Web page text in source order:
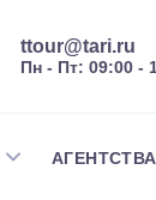
ttour@tari.ru
Пн - Пт: 09:00 -